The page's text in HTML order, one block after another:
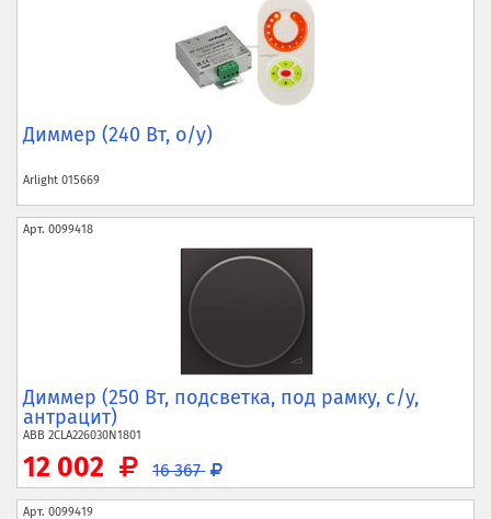
Диммер (240 Вт, о/у)
Arlight 015669
Арт. 0099418
Диммер (250 Вт, подсветка, под рамку, с/у,
антрацит)
ABB 2CLA226030N1801
12 002 16 367
Арт. 0099419